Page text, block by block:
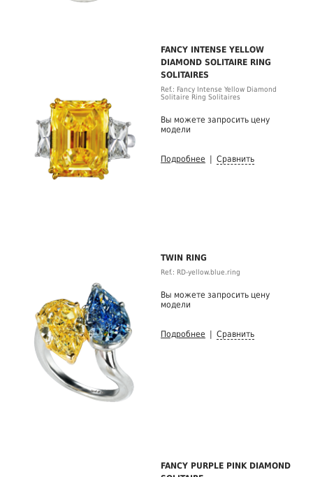
FANCY INTENSE YELLOW
DIAMOND SOLITAIRE RING
SOLITAIRES
Ref.: Fancy Intense Yellow Diamond
Solitaire Ring Solitaires
Вы можете запросить цену
модели
Подробнее Сравнить
TWIN RING
Ref.: RD-yellow.blue.ring
Вы можете запросить цену
модели
Подробнее Сравнить
FANCY PURPLE PINK DIAMOND